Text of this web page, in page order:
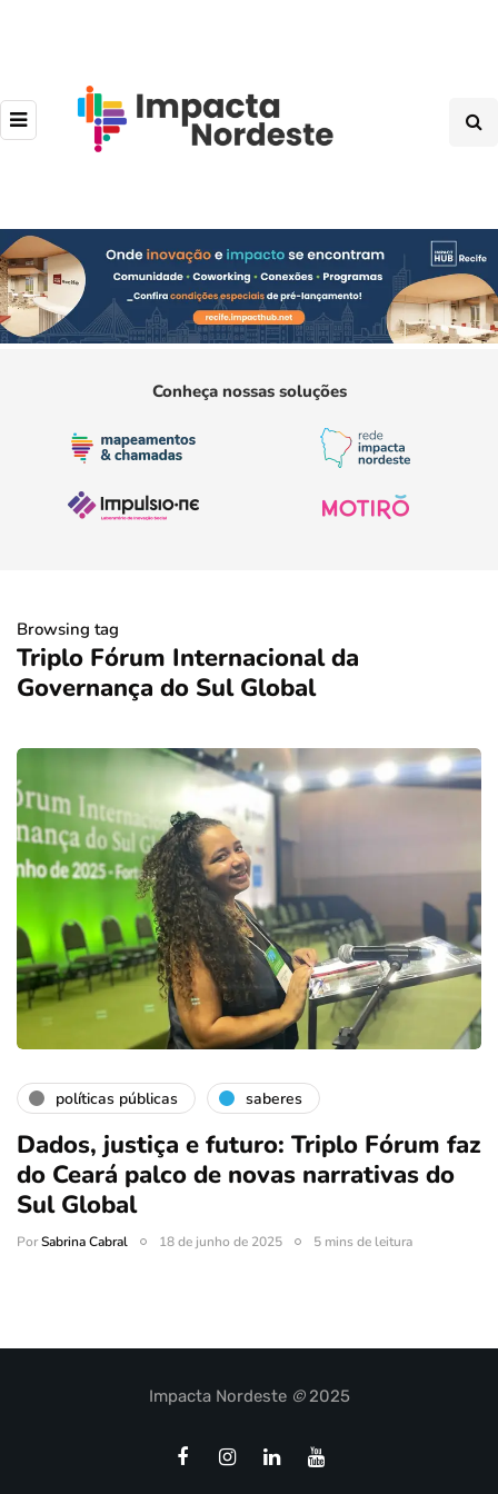
Conheça nossas soluções
Browsing tag
Triplo Fórum Internacional da
Governança do Sul Global
políticas públicas saberes
Dados, justiça e futuro: Triplo Fórum faz
do Ceará palco de novas narrativas do
Sul Global
PorSabrina Cabral 18 de junho de 2025 5 mins de leitura
Impacta Nordeste ©2025